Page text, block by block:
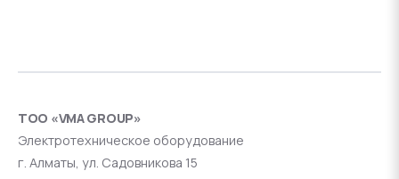
ТОО «VMA GROUP»
Электротехническое оборудование
г. Алматы, ул. Садовникова 15